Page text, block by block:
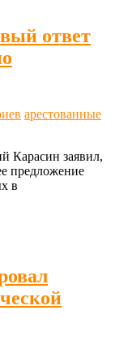
ответ
арестованные
Карасин заявил,
предложение
в